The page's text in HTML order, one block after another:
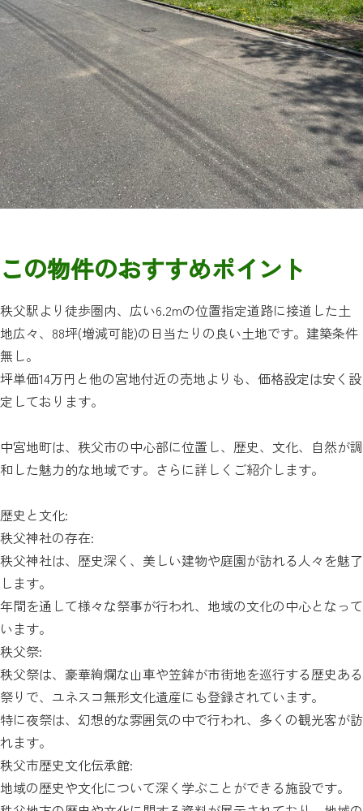
この物件のおすすめポイント
秩父駅より徒歩圏内、広い6.2mの位置指定道路に接道した土
地広々、88坪(増減可能)の日当たりの良い土地です。建築条件
無し。
坪単価14万円と他の宮地付近の売地よりも、価格設定は安く設
定しております。
中宮地町は、秩父市の中心部に位置し、歴史、文化、自然が調
和した魅力的な地域です。さらに詳しくご紹介します。
歴史と文化:
秩父神社の存在:
秩父神社は、歴史深く、美しい建物や庭園が訪れる人々を魅了
します。
年間を通して様々な祭事が行われ、地域の文化の中心となって
います。
秩父祭:
秩父祭は、豪華絢爛な山車や笠鉾が市街地を巡行する歴史ある
祭りで、ユネスコ無形文化遺産にも登録されています。
特に夜祭は、幻想的な雰囲気の中で行われ、多くの観光客が訪
れます。
秩父市歴史文化伝承館:
地域の歴史や文化について深く学ぶことができる施設です。